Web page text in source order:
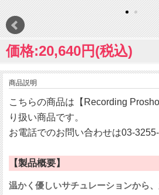
価格:20,640円(税込)
商品説明
こちらの商品は【Recording
り扱い商品です。
お電話でのお問い合わせは03-3255-
【製品概要】
温かく優しいサチュレーションから